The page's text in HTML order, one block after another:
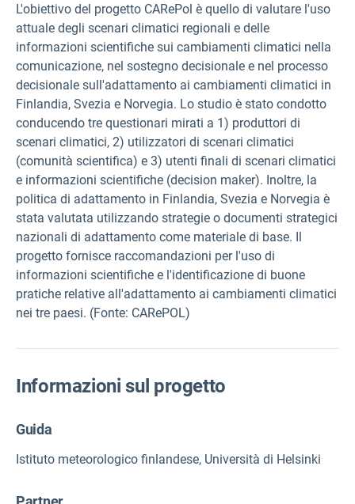
L'obiettivo del progetto CARePol è quello di valutare l'uso
attuale degli scenari climatici regionali e delle
informazioni scientifiche sui cambiamenti climatici nella
comunicazione, nel sostegno decisionale e nel processo
decisionale sull'adattamento ai cambiamenti climatici in
Finlandia, Svezia e Norvegia. Lo studio è stato condotto
conducendo tre questionari mirati a 1) produttori di
scenari climatici, 2) utilizzatori di scenari climatici
(comunità scientifica) e 3) utenti finali di scenari climatici
e informazioni scientifiche (decision maker). Inoltre, la
politica di adattamento in Finlandia, Svezia e Norvegia è
stata valutata utilizzando strategie o documenti strategici
nazionali di adattamento come materiale di base. Il
progetto fornisce raccomandazioni per l'uso di
informazioni scientifiche e l'identificazione di buone
pratiche relative all'adattamento ai cambiamenti climatici
nei tre paesi. (Fonte: CARePOL)
Informazioni sul progetto
Guida
Istituto meteorologico finlandese, Università di Helsinki